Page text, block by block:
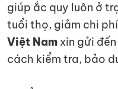
giúp ắc quy luôn ở
tuổi thọ, giảm chi
Việt Nam xin gửi
cách kiểm tra, bảo